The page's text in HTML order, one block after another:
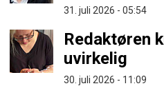
31. juli 2026 - 05:54
Redaktøren
uvirkelig
30. juli 2026 - 11:09